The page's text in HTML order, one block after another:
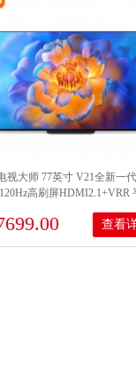
视大师 77英寸 V21全新一
高刷屏HDMI2.1+VRR
查看